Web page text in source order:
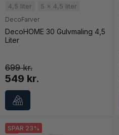
4,5 liter 5 x 4,5 liter
DecoFarver
DecoHOME 30 Gulvmaling 4,5
Liter
699
549 kr.
SPAR 23%